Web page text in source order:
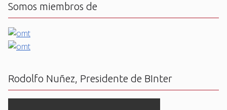
Somos miembros de
Rodolfo Nuñez, Presidente de BInter